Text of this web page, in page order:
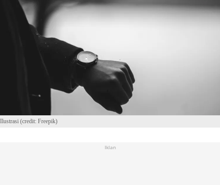
Ilustrasi (credit: Freepik)
Iklan